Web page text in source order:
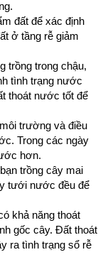
đất để xác định
ở tầng rễ giảm
trồng trong chậu,
tình trạng nước
thoát nước tốt để
trường và điều
Trong các ngày
hơn.
trồng cây mai
tưới nước đều để
khả năng thoát
gốc cây. Đất thoát
ra tình trạng sổ rễ